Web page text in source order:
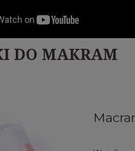
DO MAKRAM